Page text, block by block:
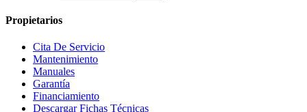
Propietarios
Cita De Servicio
Mantenimiento
Manuales
Garantía
Financiamiento
Descargar Fichas Técnicas